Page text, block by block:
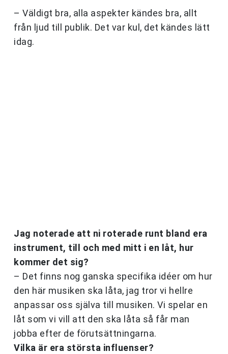
– Väldigt bra, alla aspekter kändes bra, allt
från ljud till publik. Det var kul, det kändes lätt
idag.
Jag noterade att ni roterade runt bland era
instrument, till och med mitt i en låt, hur
kommer det sig?
– Det finns nog ganska specifika idéer om hur
den här musiken ska låta, jag tror vi hellre
anpassar oss själva till musiken. Vi spelar en
låt som vi vill att den ska låta så får man
jobba efter de förutsättningarna.
Vilka är era största influenser?